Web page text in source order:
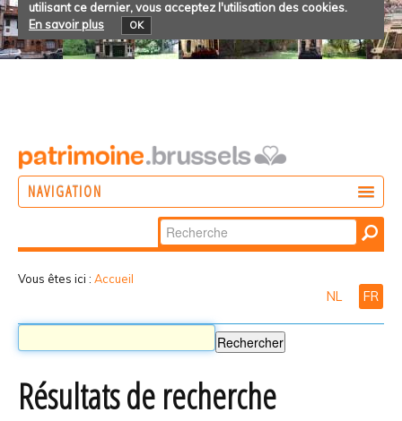
utilisant ce dernier, vous acceptez l'utilisation des cookies.
En savoir plus
OK
NAVIGATION
Chercher par
Recherche
Vous êtes ici : Accueil
NL FR
Résultats de recherche